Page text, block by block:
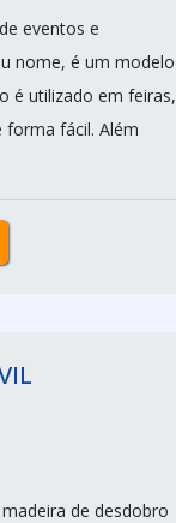
eventos e
nome, é um modelo
é utilizado em feiras,
fácil. Além
de desdobro